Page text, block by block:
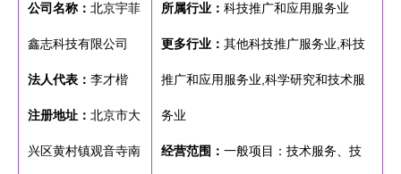
公司名称： 北京宇菲
鑫志科技有限公司
法人代表： 李才楷
注册地址： 北京市大
兴区黄村镇观音寺南
所属行业： 科技推广和应用服务业
更多行业： 其他科技推广服务业,科技
推广和应用服务业,科学研究和技术服
务业
经营范围： 一般项目：技术服务、技